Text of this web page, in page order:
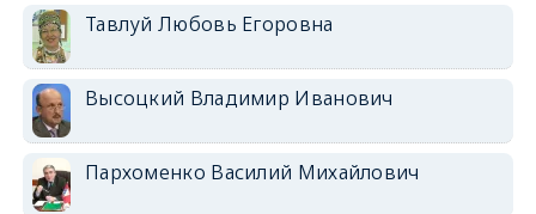
Тавлуй Любовь Егоровна
Высоцкий Владимир Иванович
Пархоменко Василий Михайлович